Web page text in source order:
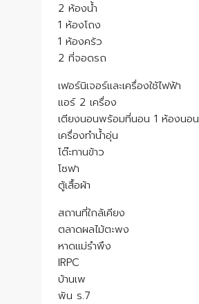
2 ห้องน้ำ
1 ห้องโถง
1 ห้องครัว
2 ที่จอดรถ
เฟอร์นิเจอร์และเครื่องใช้ไฟฟ้า
แอร์ 2 เครื่อง
เตียงนอนพร้อมที่นอน 1 ห้องนอน
เครื่องทำน้ำอุ่น
โต๊ะทานข้าว
โซฟา
ตู้เสื้อผ้า
สถานที่ใกล้เคียง
ตลาดผลไม้ตะพง
หาดแม่รำพึง
IRPC
บ้านเพ
พัน ร.7